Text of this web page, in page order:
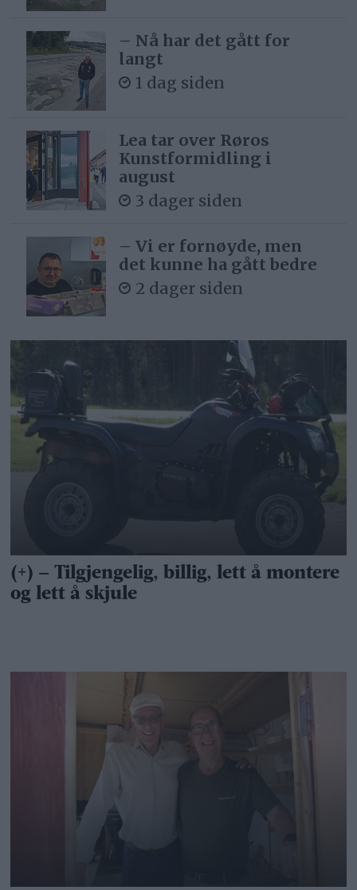
– Nå har det gått for
langt
1 dag siden
Lea tar over Røros
Kunstformidling i
august
3 dager siden
– Vi er fornøyde, men
det kunne ha gått bedre
2 dager siden